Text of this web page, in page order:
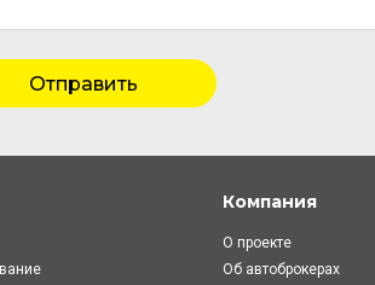
Отправить
Компания
О проекте
Об автоброкерах